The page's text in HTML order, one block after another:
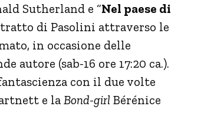
Sutherland e “Nel paese di
di Pasolini attraverso le
in occasione delle
autore (sab-16 ore 17:20 ca.).
con il due volte
e la Bond-girl Bérénice